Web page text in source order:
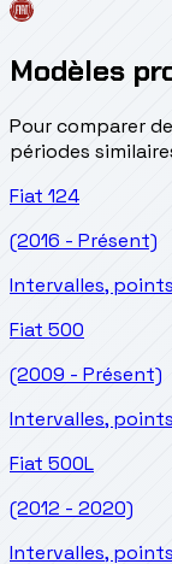
Modèles
Pour comparer
périodes
Fiat 124
(2016 - Présent)
Intervalles,
Fiat 500
(2009 - Présent)
Intervalles,
Fiat 500L
(2012 - 2020)
Intervalles,